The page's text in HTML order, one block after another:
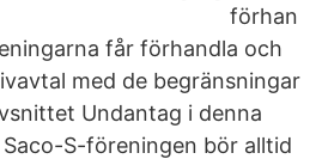
förhan
får förhandla och
med de begränsningar
Undantag i denna
S-föreningen bör alltid